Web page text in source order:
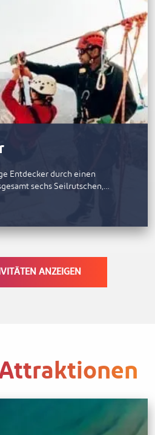
Entdecker durch einen
sechs Seilrutschen,…
ANZEIGEN